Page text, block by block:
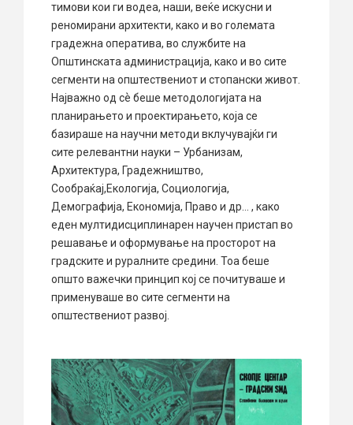
тимови кои ги водеа, наши, веќе искусни и
реномирани архитекти, како и во големата
градежна оператива, во службите на
Општинската администрација, како и во сите
сегменти на општествениот и стопански живот.
Најважно од сѐ беше методологијата на
планирањето и проектирањето, која се
базираше на научни методи вклучувајќи ги
сите релевантни науки – Урбанизам,
Архитектура, Градежништво,
Сообраќај,Екологија, Социологија,
Демографија, Економија, Право и др… , како
еден мултидисциплинарен научен пристап во
решавање и оформување на просторот на
градските и руралните средини. Тоа беше
општо важечки принцип кој се почитуваше и
применуваше во сите сегменти на
општествениот развој.